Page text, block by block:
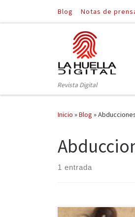
Saltar al contenido
Blog Notas de
Revista Digital
Inicio »Blog »
1 entrada